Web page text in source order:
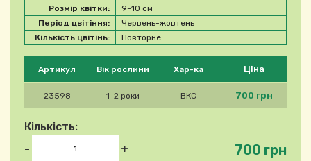
Будь ласка, виберіть продукт
Артикул Вік рослини Хар-ка Ціна
23598 1-2 роки ВКС 700 грн
Кількість:
-
+ 700 грн
Розмір квітки:
9-10 см
Період цвітіння:
Червень-жовтень
Кількість цвітінь:
Повторне